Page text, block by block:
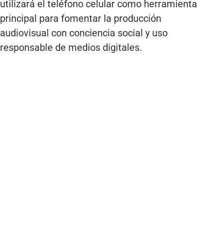
utilizará el teléfono celular como herramienta
principal para fomentar la producción
audiovisual con conciencia social y uso
responsable de medios digitales.